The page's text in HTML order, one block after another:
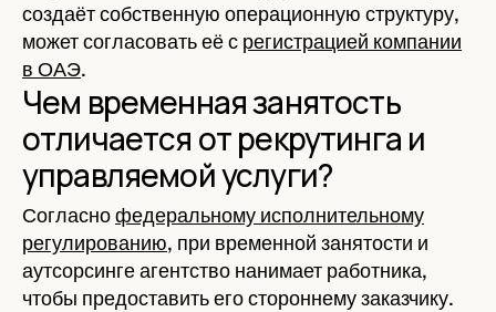
создаёт собственную операционную структуру,
может согласовать её с регистрацией компании
в ОАЭ.
Чем временная занятость
отличается от рекрутинга и
управляемой услуги?
Согласнофедеральному исполнительному
регулированию, при временной занятости и
аутсорсинге агентство нанимает работника,
чтобы предоставить его стороннему заказчику.